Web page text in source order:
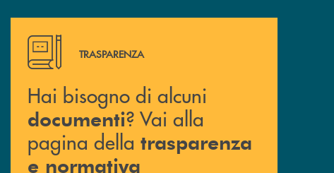
Hai bisogno di alcuni documenti ? Vai alla pagina della
TRASPARENZA
Hai bisogno di alcuni
documenti? Vai alla
pagina della trasparenza
e normativa